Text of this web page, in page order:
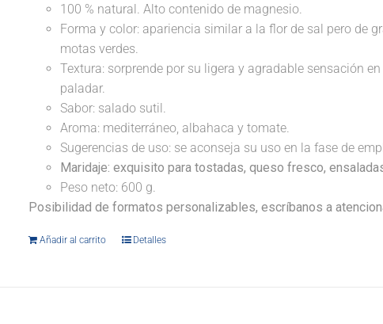
100 % natural. Alto contenido de magnesio.
Forma y color: apariencia similar a la flor de sal pero de
motas verdes.
Textura: sorprende por su ligera y agradable sensación
paladar.
Sabor: salado sutil.
Aroma: mediterráneo, albahaca y tomate.
Sugerencias de uso: se aconseja su uso en la fase de
Maridaje: exquisito para tostadas, queso fresco,
Peso neto: 600 g.
Posibilidad de formatos personalizables, escríbanos a
Añadir al carrito Detalles